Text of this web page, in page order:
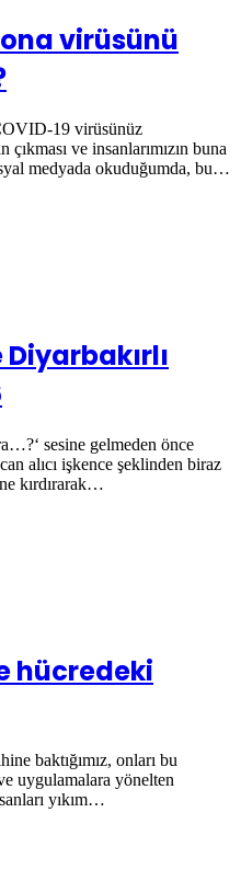
virüsünü
19 virüsünüz
ve insanlarımızın buna
medyada okuduğumda, bu…
sesine gelmeden önce
alıcı işkence şeklinden biraz
kırdırarak…
hücredeki
baktığımız, onları bu
uygulamalara yönelten
yıkım…